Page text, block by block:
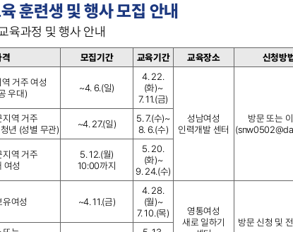
훈련생 및 행사 모집 안내
육과정 및 행사 안내
격 모집기간 교육기간 교육장소 신청방
거주 여성
우대)
~4. 6.(일)
4. 22.
(화)~
7. 11.(금)
성남여성
인력개발 센터
방문 또는
지역 거주
년 (성별 무관)
~4. 27.(일)
5. 7.(수)~
8. 6.(수)
지역 거주
여성
5. 12.(월)
10:00까지
5. 20.
(화)~
9. 24.(수)
유여성 ~4. 11.(금)
4. 28.
(월)~
7. 10.(목)
영통여성
새로 일하기
방문 신청 및